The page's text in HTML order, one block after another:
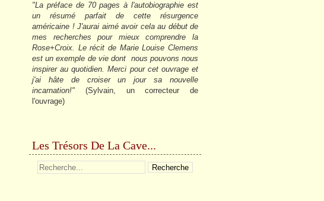
"La préface de 70 pages à l'autobiographie est
un résumé parfait de cette résurgence
américaine ! J'aurai aimé avoir cela au début de
mes recherches pour mieux comprendre la
Rose+Croix. Le récit de Marie Louise Clemens
est un exemple de vie dont nous pouvons nous
inspirer au quotidien. Merci pour cet ouvrage et
j'ai hâte de croiser un jour sa nouvelle
incarnation!" (Sylvain, un correcteur de
l'ouvrage)
Les Trésors De La Cave...